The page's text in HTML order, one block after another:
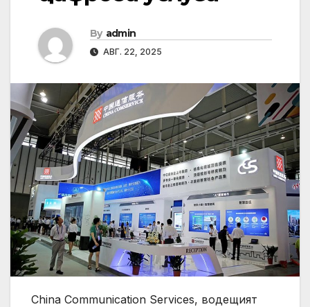
By admin
АВГ. 22, 2025
China Communication Services, водещият